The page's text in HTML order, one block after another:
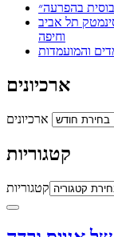
תל אביב
וחיפה
ארכיונים
ארכיונים
קטגוריות
קטגוריות